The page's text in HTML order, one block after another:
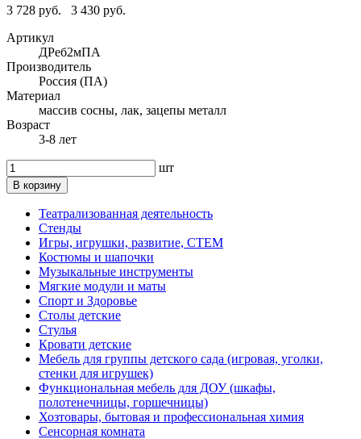
3 728 руб.
3 430 руб.
Артикул
ДРеб2мПА
Производитель
Россия (ПА)
Материал
массив сосны, лак, зацепы металл
Возраст
3-8 лет
шт
В корзину
Театрализованная деятельность
Стенды
Игры, игрушки, развитие, СТЕМ
Костюмы и шапочки
Музыкальные инструменты
Мягкие модули и маты
Спорт и Здоровье
Столы детские
Стулья
Кровати детские
Мебель для группы детского сада (игровая, уголки,
стенки для игрушек)
Функциональная мебель для ДОУ (шкафы,
полотенечницы, горшечницы)
Хозтовары, бытовая и профессиональная химия
Сенсорная комната